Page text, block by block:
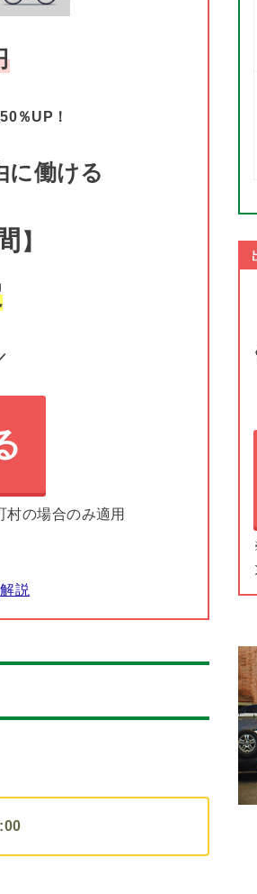
％UP！
に働ける
】
の場合のみ適用
説